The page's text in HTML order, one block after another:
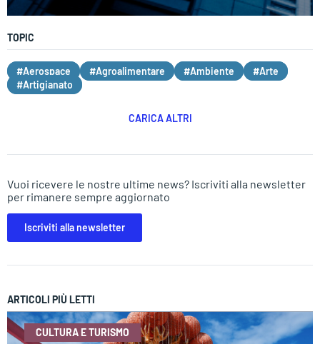
TOPIC
#Aerospace #Agroalimentare #Ambiente
#Arte
#Artigianato
CARICA ALTRI
Vuoi ricevere le nostre ultime news? Iscriviti alla newsletter
per rimanere sempre aggiornato
Iscriviti alla newsletter
ARTICOLI PIÙ LETTI
CULTURA E TURISMO